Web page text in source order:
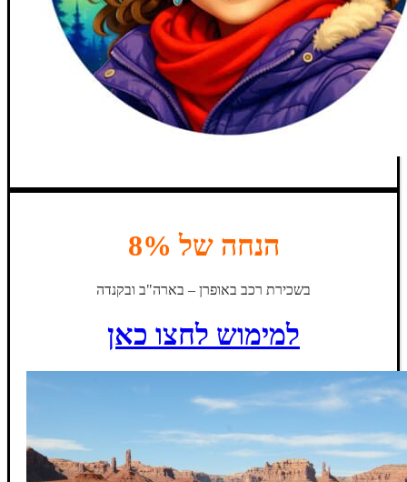
הנחה של 8%
בשכירת רכב באופרן – בארה"ב ובקנדה
למימוש לחצו כאן